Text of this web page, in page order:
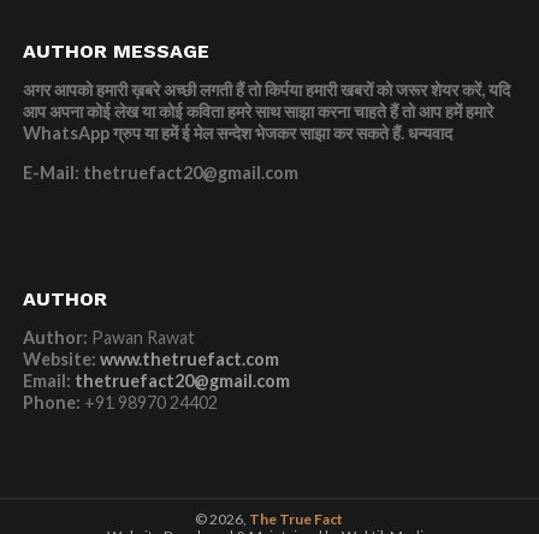
AUTHOR MESSAGE
अगर आपको हमारी ख़बरे अच्छी लगती हैं तो किर्पया हमारी खबरों को जरूर शेयर करें, यदि
आप अपना कोई लेख या कोई कविता हमरे साथ साझा करना चाहते हैं तो आप हमें हमारे
WhatsApp ग्रुप या हमें ई मेल सन्देश भेजकर साझा कर सकते हैं.धन्यवाद
E-Mail: thetruefact20@gmail.com
AUTHOR
Author: Pawan Rawat
Website: www.thetruefact.com
Email: thetruefact20@gmail.com
Phone: +91 98970 24402
© 2026, The True Fact